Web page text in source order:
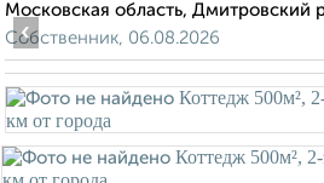
Московская область, Дмитровский
Собственник, 06.08.2026
‹